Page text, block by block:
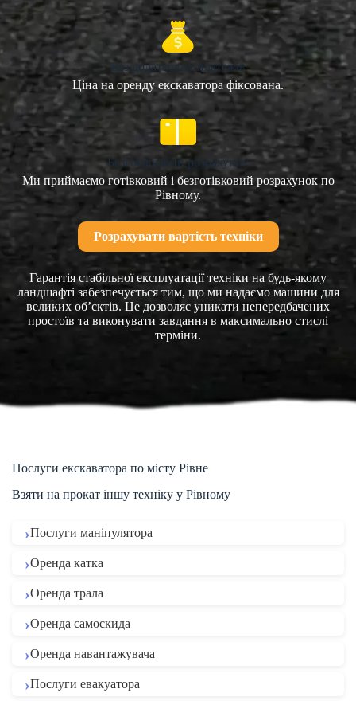
Без додаткових платежів
Ціна на оренду екскаватора фіксована.
Безготівковий розрахунок
Ми приймаємо готівковий і безготівковий розрахунок по
Рівному.
Розрахувати вартість техніки
Гарантія стабільної експлуатації техніки на будь-якому
ландшафті забезпечується тим, що ми надаємо машини для
великих об’єктів. Це дозволяє уникати непередбачених
простоїв та виконувати завдання в максимально стислі
терміни.
Послуги екскаватора по місту Рівне
Взяти на прокат іншу техніку у Рівному
Послуги маніпулятора
Оренда катка
Оренда трала
Оренда самоскида
Оренда навантажувача
Послуги евакуатора